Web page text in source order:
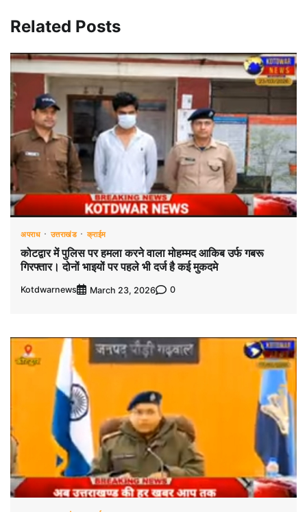
Related Posts
अपराध उत्तराखंड क्राईम
कोटद्वार में पुलिस पर हमला करने वाला मोहम्मद आकिब उर्फ गबरू
गिरफ्तार। दोनों भाइयों पर पहले भी दर्ज है कई मुकदमे
Kotdwarnews March 23, 2026 0